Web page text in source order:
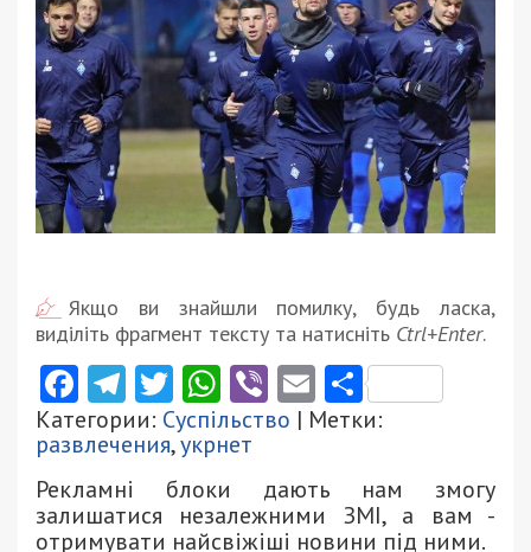
Якщо ви знайшли помилку, будь ласка,
виділіть фрагмент тексту та натисніть Ctrl+Enter.
Facebook
Telegram
Twitter
WhatsApp
ViberEmail
Категории: Суспільство | Метки:
развлечения,укрнет
Рекламні блоки дають нам змогу
залишатися незалежними ЗМІ, а вам -
отримувати найсвіжіші новини під ними.